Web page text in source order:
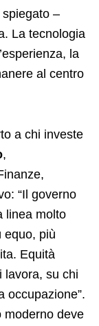
spiegato –
La tecnologia
la
al centro
a chi investe
,
“Il governo
linea molto
equo, più
Equità
lavora, su chi
occupazione”.
moderno deve